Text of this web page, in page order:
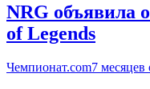
NRG объявила
of Legends
Чемпионат.com7 месяцев